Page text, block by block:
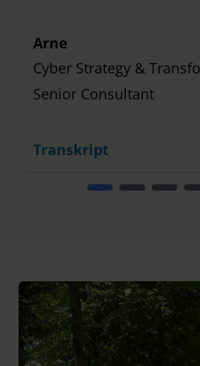
Arne
Cyber Strategy &
Senior Consultant
Transkript